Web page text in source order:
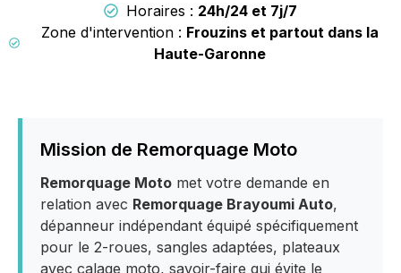
Horaires : 24h/24 et 7j/7
Zone d'intervention : Frouzins et partout dans la
Haute-Garonne
Mission de Remorquage Moto
Remorquage Moto met votre demande en
relation avec Remorquage Brayoumi Auto,
dépanneur indépendant équipé spécifiquement
pour le 2-roues, sangles adaptées, plateaux
avec calage moto, savoir-faire qui évite le